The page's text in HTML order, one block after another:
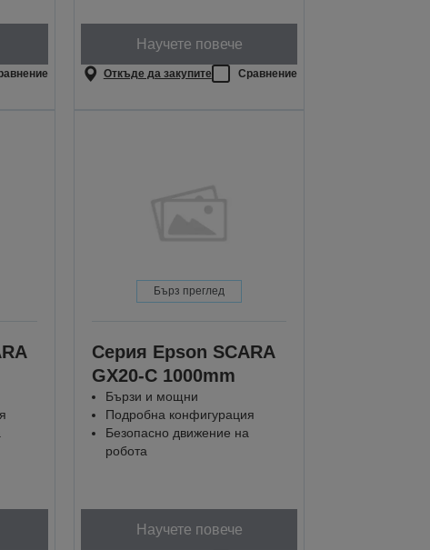
Научете повече
Откъде да закупите Сравнение
Бърз преглед
Серия Epson SCARA
GX20-C 1000mm
Бързи и мощни
Подробна конфигурация
Безопасно движение на
робота
Научете повече